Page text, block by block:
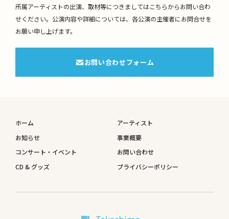
所属アーティストの出演、取材等につきましてはこちらからお問い合わ
せください。 公演内容や詳細については、各公演の主催者にお問合せを
お願い申し上げます。
お問い合わせフォーム
ホーム
お知らせ
コンサート・イベント
CD & グッズ
アーティスト
事業概要
お問い合わせ
プライバシーポリシー